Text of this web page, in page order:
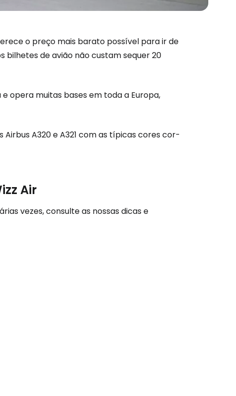
o preço mais barato possível para ir de
bilhetes de avião não custam sequer 20
opera muitas bases em toda a Europa,
A320 e A321 com as típicas cores cor-
Air
vezes, consulte as nossas dicas e